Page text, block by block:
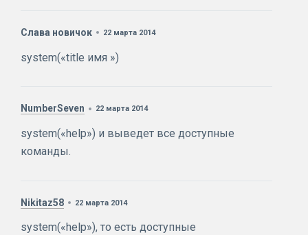
Слава новичок 22 марта 2014
system(«title имя »)
NumberSeven 22 марта 2014
system(«help») и выведет все доступные
команды.
Nikitaz58 22 марта 2014
system(«help»), то есть доступные